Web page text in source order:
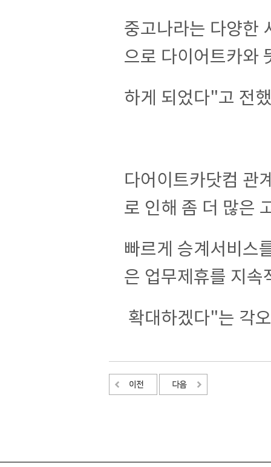
중고나라는 다양한
으로 다이어트카와
하게 되었다"고 전
다어이트카닷컴 관
로 인해 좀 더 많은
빠르게 승계서비스
은 업무제휴를 지속
확대하겠다"는 각